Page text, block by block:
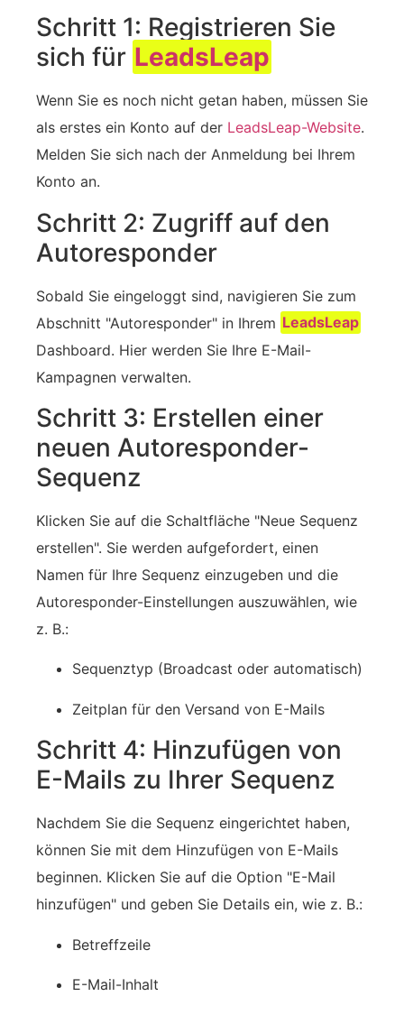
Schritt 1: Registrieren Sie
sich für LeadsLeap
Wenn Sie es noch nicht getan haben, müssen Sie
als erstes ein Konto auf der LeadsLeap-Website.
Melden Sie sich nach der Anmeldung bei Ihrem
Konto an.
Schritt 2: Zugriff auf den
Autoresponder
Sobald Sie eingeloggt sind, navigieren Sie zum
Abschnitt "Autoresponder" in Ihrem LeadsLeap
Dashboard. Hier werden Sie Ihre E-Mail-
Kampagnen verwalten.
Schritt 3: Erstellen einer
neuen Autoresponder‍-
Sequenz
Klicken Sie auf die Schaltfläche "Neue Sequenz
erstellen". Sie werden aufgefordert, einen
Namen für Ihre Sequenz einzugeben und die
Autoresponder-Einstellungen auszuwählen, wie
z. B.:
Sequenztyp (Broadcast oder ‍automatisch)
Zeitplan für den Versand von E-Mails
Schritt 4: Hinzufügen von
E-Mails zu Ihrer Sequenz
Nachdem Sie die Sequenz eingerichtet haben,
können Sie mit dem Hinzufügen von E-Mails
beginnen. Klicken Sie auf die Option "E-Mail
hinzufügen" und geben Sie Details ein, wie z. B.:
Betreffzeile
E-Mail-Inhalt